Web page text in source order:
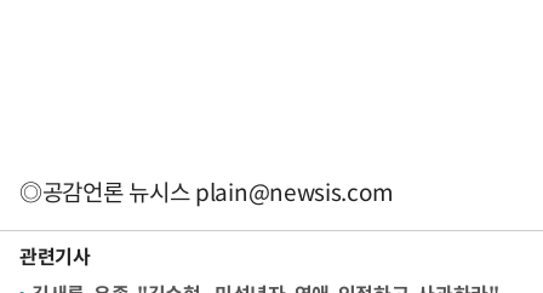
◎공감언론 뉴시스plain@newsis.com
관련기사